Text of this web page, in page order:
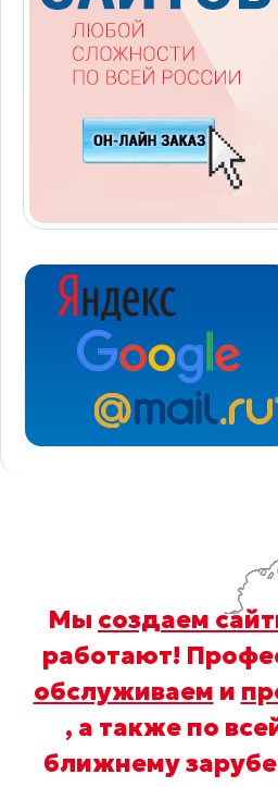
Мы создаем
работают!
обслуживаем и
, а также по
ближнему